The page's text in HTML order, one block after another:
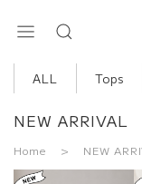
ALL Tops
NEW ARRIVAL
Home NEW